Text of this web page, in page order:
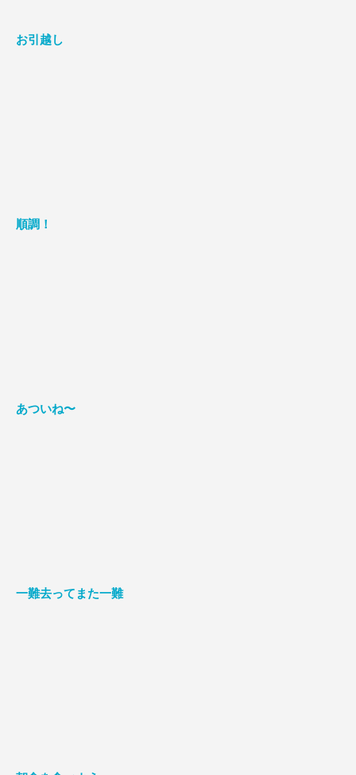
お引越し
順調！
あついね〜
一難去ってまた一難